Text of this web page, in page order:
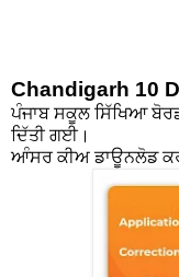
Chandigarh 10
ਪੰਜਾਬ ਸਕੂਲ ਸਿੱਖਿਆ
ਦਿੱਤੀ ਗਈ।
ਆੰਸਰ ਕੀਅ ਡਾਊਨਲੋਡ